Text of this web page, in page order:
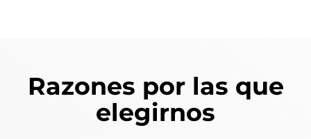
Razones por las que
elegirnos